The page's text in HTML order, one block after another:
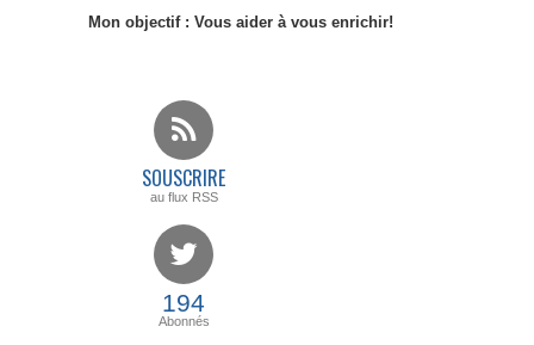
Mon objectif : Vous aider à vous enrichir!
SOUSCRIRE
au flux RSS
194
Abonnés